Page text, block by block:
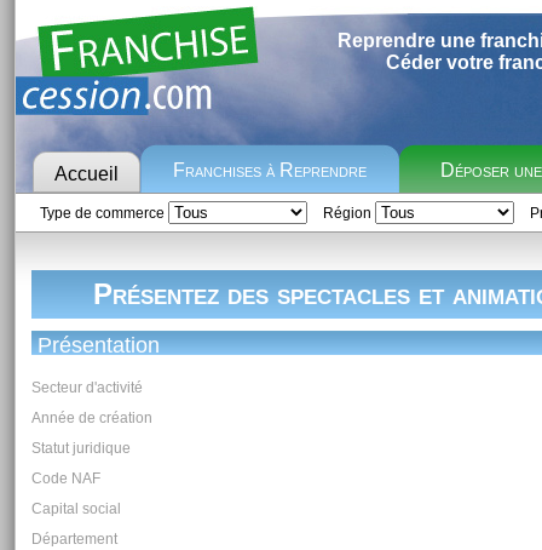
Reprendre une
Céder votre
Accueil Franchises à Reprendre Déposer
Type de commerce Région
Présentez des spectacles et
Présentation
Secteur d'activité
Année de création
Statut juridique
Code NAF
Capital social
Département